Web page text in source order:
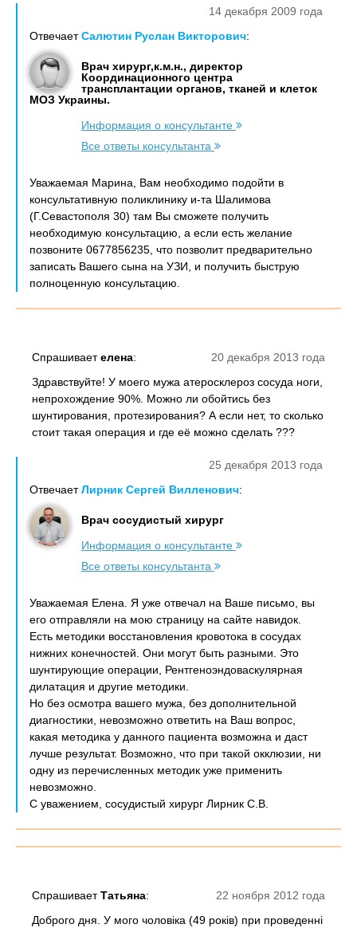
14 декабря 2009 года
ОтвечаетСалютин Руслан Викторович:
Врач хирург,к.м.н., директор
Координационного центра
трансплантации органов, тканей и клеток
МОЗ Украины.
Информация о консультанте
Все ответы консультанта
Уважаемая Марина, Вам необходимо подойти в
консультативную поликлинику и-та Шалимова
(Г.Севастополя 30) там Вы сможете получить
необходимую консультацию, а если есть желание
позвоните 0677856235, что позволит предварительно
записать Вашего сына на УЗИ, и получить быструю
полноценную консультацию.
20 декабря 2013 года
Спрашиваетелена:
Здравствуйте! У моего мужа атеросклероз сосуда ноги,
непрохождение 90%. Можно ли обойтись без
шунтирования, протезирования? А если нет, то сколько
стоит такая операция и где её можно сделать ???
25 декабря 2013 года
ОтвечаетЛирник Сергей Вилленович:
Врач сосудистый хирург
Информация о консультанте
Все ответы консультанта
Уважаемая Елена. Я уже отвечал на Ваше письмо, вы
его отправляли на мою страницу на сайте навидок.
Есть методики восстановления кровотока в сосудах
нижних конечностей. Они могут быть разными. Это
шунтирующие операции, Рентгеноэндоваскулярная
дилатация и другие методики.
Но без осмотра вашего мужа, без дополнительной
диагностики, невозможно ответить на Ваш вопрос,
какая методика у данного пациента возможна и даст
лучше результат. Возможно, что при такой окклюзии, ни
одну из перечисленных методик уже применить
невозможно.
С уважением, сосудистый хирург Лирник С.В.
22 ноября 2012 года
СпрашиваетТатьяна:
Доброго дня. У мого чоловіка (49 років) при проведенні